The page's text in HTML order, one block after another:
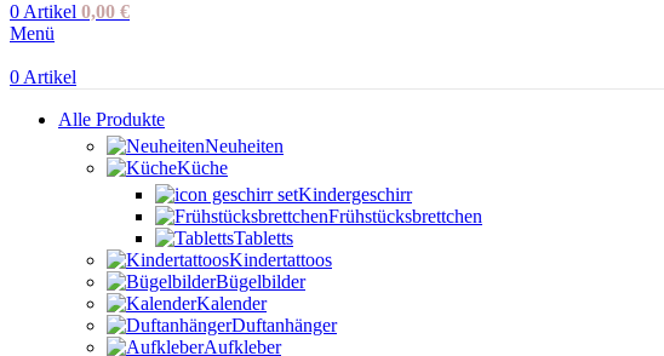
0 Artikel 0,00 €
Menü
0 Artikel
Alle Produkte
Neuheiten
Küche
Kindergeschirr
Frühstücksbrettchen
Tabletts
Kindertattoos
Bügelbilder
Kalender
Duftanhänger
Aufkleber